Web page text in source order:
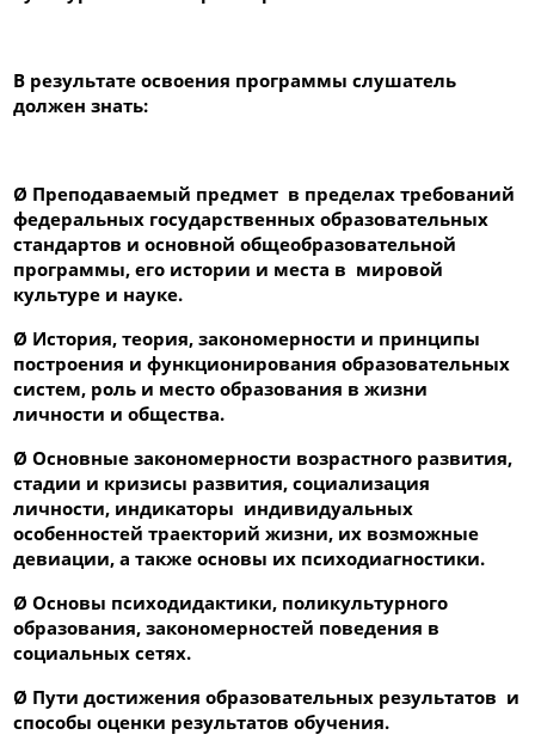
В результате освоения программы слушатель
должен знать:
Ø Преподаваемый предмет в пределах требований
федеральных государственных образовательных
стандартов и основной общеобразовательной
программы, его истории и места в мировой
культуре и науке.
Ø История, теория, закономерности и принципы
построения и функционирования образовательных
систем, роль и место образования в жизни
личности и общества.
Ø Основные закономерности возрастного развития,
стадии и кризисы развития, социализация
личности, индикаторы индивидуальных
особенностей траекторий жизни, их возможные
девиации, а также основы их психодиагностики.
Ø Основы психодидактики, поликультурного
образования, закономерностей поведения в
социальных сетях.
Ø Пути достижения образовательных результатов и
способы оценки результатов обучения.